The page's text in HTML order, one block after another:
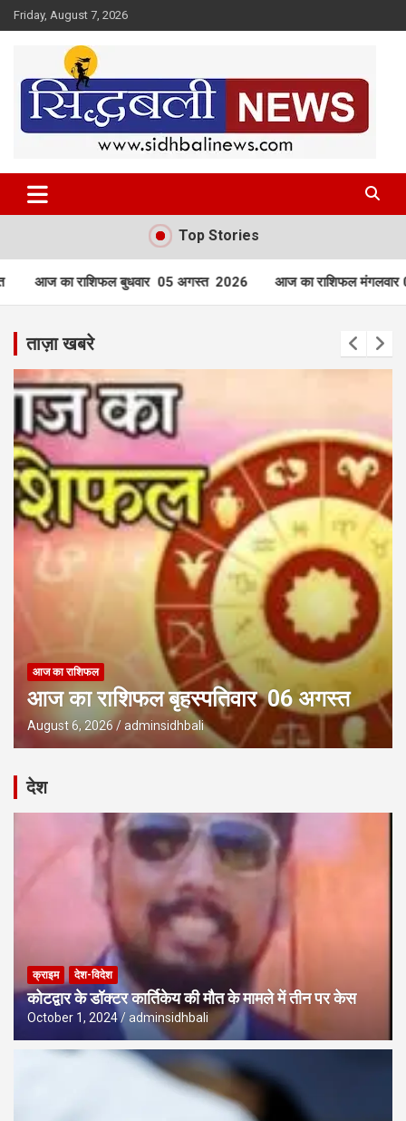
Skip
to
Friday, August 7, 2026
Sidhbali News
Top Stories
05 अगस्त 2026 आज का राशिफल मंगलवार 04 अगस्त 2026 आज का
ताज़ा खबरे
आज का राशिफल
आज का राशिफल बृहस्पतिवार 06 अगस्त
August 6, 2026 adminsidhbali
देश
क्राइम देश-विदेश
कोटद्वार के डॉक्टर कार्तिकेय की मौत के मामले में तीन पर केस
October 1, 2024 adminsidhbali